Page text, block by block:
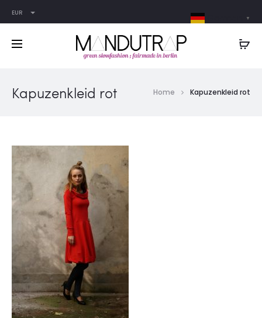
EUR
Kapuzenkleid rot Home Kapuzenkleid rot
▼